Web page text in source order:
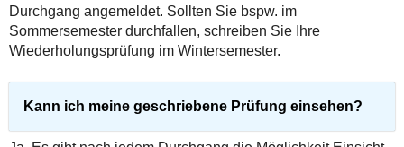
Durchgang angemeldet. Sollten Sie bspw. im
Sommersemester durchfallen, schreiben Sie Ihre
Wiederholungsprüfung im Wintersemester.
Kann ich meine geschriebene Prüfung einsehen?